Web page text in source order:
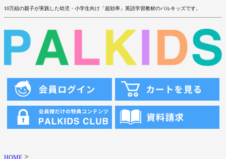
10万組の親子が実践した幼児・小学生向け「超効率」英語学習教材のパルキッズです。
HOME >